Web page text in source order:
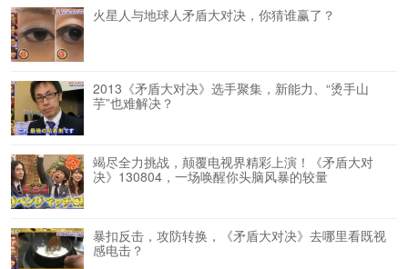
火星人与地球人矛盾大对决，你猜谁赢了？
2013《矛盾大对决》选手聚集，新能力、“烫手山
芋”也难解决？
竭尽全力挑战，颠覆电视界精彩上演！《矛盾大对
决》130804，一场唤醒你头脑风暴的较量
暴扣反击，攻防转换，《矛盾大对决》去哪里看既视
感电击？